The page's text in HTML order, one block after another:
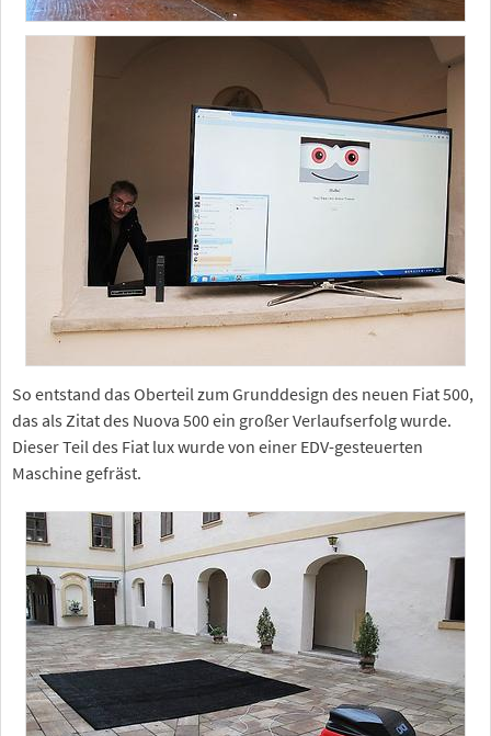
So entstand das Oberteil zum Grunddesign des neuen Fiat 500,
das als Zitat des Nuova 500 ein großer Verlaufserfolg wurde.
Dieser Teil des Fiat lux wurde von einer EDV-gesteuerten
Maschine gefräst.